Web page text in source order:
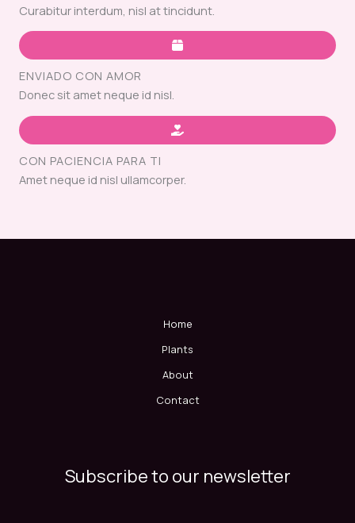
Curabitur interdum, nisl at tincidunt.
ENVIADO CON AMOR
Donec sit amet neque id nisl.
CON PACIENCIA PARA TI
Amet neque id nisl ullamcorper.
Home
Plants
About
Contact
Subscribe to our newsletter